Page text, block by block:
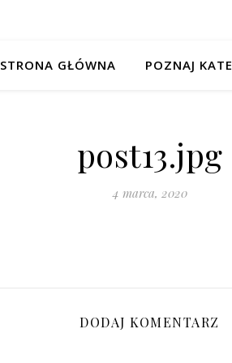
STRONA GŁÓWNA POZNAJ KATE
post13.jpg
4 marca, 2020
DODAJ KOMENTARZ